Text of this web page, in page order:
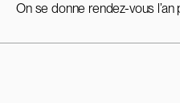
On se donne rendez-vous l’an